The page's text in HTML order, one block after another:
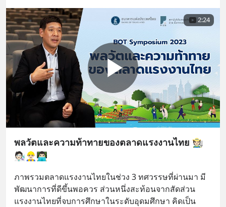
2:24
พลวัตและความท้าทายของตลาดแรงงานไทย 🧑🏻‍🌾
🧑🏻‍🔬👷🏻‍♂️👨🏻‍💻
ภาพรวมตลาดแรงงานไทยในช่วง 3 ทศวรรษที่ผ่านมา มี
พัฒนาการที่ดีขึ้นพอควร ส่วนหนึ่งสะท้อนจากสัดส่วน
แรงงานไทยที่จบการศึกษาในระดับอุดมศึกษา คิดเป็น